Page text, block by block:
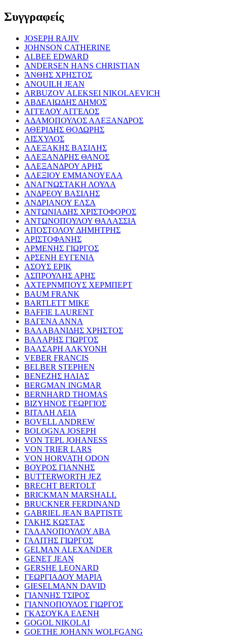
Συγγραφείς
JOSEPH RAJIV
JOHNSON CATHERINE
ALBEE EDWARD
ANDERSEN HANS CHRISTIAN
ΆΝΘΗΣ ΧΡΗΣΤΟΣ
ANOUILH JEAN
ARBUZOV ALEKSEI NIKOLAEVICH
ΑΒΔΕΛΙΩΔΗΣ ΔΗΜΟΣ
ΑΓΓΕΛΟΥ ΑΓΓΕΛΟΣ
ΑΔΑΜΟΠΟΥΛΟΣ ΑΛΕΞΑΝΔΡΟΣ
ΑΘΕΡΙΔΗΣ ΘΟΔΩΡΗΣ
ΑΙΣΧΥΛΟΣ
ΑΛΕΞΑΚΗΣ ΒΑΣΙΛΗΣ
ΑΛΕΞΑΝΔΡΗΣ ΘΑΝΟΣ
ΑΛΕΞΑΝΔΡΟΥ ΑΡΗΣ
ΑΛΕΞΙΟΥ ΕΜΜΑΝΟΥΕΛΑ
ΑΝΑΓΝΩΣΤΑΚΗ ΛΟΥΛΑ
ΑΝΔΡΕΟΥ ΒΑΣΙΛΗΣ
ΑΝΔΡΙΑΝΟΥ ΕΛΣΑ
ΑΝΤΩΝΙΑΔΗΣ ΧΡΙΣΤΟΦΟΡΟΣ
ΑΝΤΩΝΟΠΟΥΛΟΥ ΘΑΛΑΣΣΙΑ
ΑΠΟΣΤΟΛΟΥ ΔΗΜΗΤΡΗΣ
ΑΡΙΣΤΟΦΑΝΗΣ
ΑΡΜΕΝΗΣ ΓΙΩΡΓΟΣ
ΑΡΣΕΝΗ ΕΥΓΕΝΙΑ
ΑΣΟΥΣ ΕΡΙΚ
ΑΣΠΡΟΥΛΗΣ ΑΡΗΣ
ΑΧΤΕΡΝΜΠΟΥΣ ΧΕΡΜΠΕΡΤ
BAUM FRANK
BARTLETT MIKE
BAFFIE LAURENT
ΒΑΓΕΝΑ ΑΝΝΑ
ΒΑΛΑΒΑΝΙΔΗΣ ΧΡΗΣΤΟΣ
ΒΑΛΑΡΗΣ ΓΙΩΡΓΟΣ
ΒΑΛΣΑΡΗ ΑΛΚΥΟΝΗ
VEBER FRANCIS
BELBER STEPHEN
ΒΕΝΕΖΗΣ ΗΛΙΑΣ
BERGMAN INGMAR
BERNHARD THOMAS
ΒΙΖΥΗΝΟΣ ΓΕΩΡΓΙΟΣ
ΒΙΤΑΛΗ ΛΕΙΑ
BOVELL ANDREW
BOLOGNA JOSEPH
VON TEPL JOHANESS
VON TRIER LARS
VON HORVATH ODON
ΒΟΥΡΟΣ ΓΙΑΝΝΗΣ
BUTTERWORTH JEZ
BRECHT BERTOLT
BRICKMAN MARSHALL
BRUCKNER FERDINAND
GABRIEL JEAN BAPTISTE
ΓΑΚΗΣ ΚΩΣΤΑΣ
ΓΑΛΑΝΟΠΟΥΛΟΥ ΑΒΑ
ΓΑΛΙΤΗΣ ΓΙΩΡΓΟΣ
GELMAN ALEXANDER
GENET JEAN
GERSHE LEONARD
ΓΕΩΡΓΙΑΔΟΥ ΜΑΡΙΑ
GIESELMANN DAVID
ΓΙΑΝΝΗΣ ΤΣΙΡΟΣ
ΓΙΑΝΝΟΠΟΥΛΟΣ ΓΙΩΡΓΟΣ
ΓΚΑΣΟΥΚΑ ΕΛΕΝΗ
GOGOL NIKOLAI
GOETHE JOHANN WOLFGANG